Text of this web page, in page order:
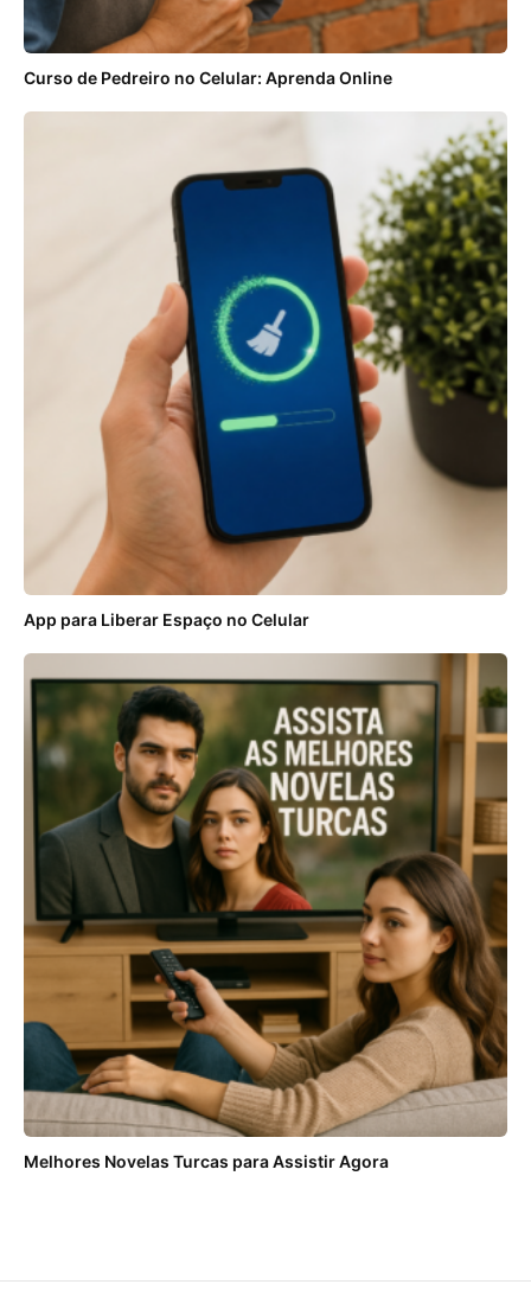
Curso de Pedreiro no Celular: Aprenda Online
App para Liberar Espaço no Celular
Melhores Novelas Turcas para Assistir Agora